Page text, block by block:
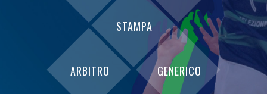
GENERICO
STAMPA
ARBITRO